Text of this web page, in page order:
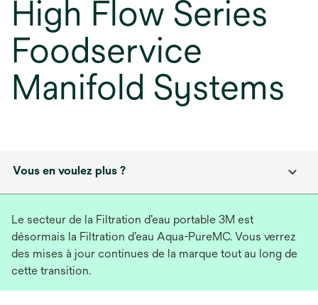
High Flow Series
Foodservice
Manifold Systems
Vous en voulez plus ?
Le secteur de la Filtration d’eau portable 3M est
désormais la Filtration d’eau Aqua-PureMC. Vous verrez
des mises à jour continues de la marque tout au long de
cette transition.